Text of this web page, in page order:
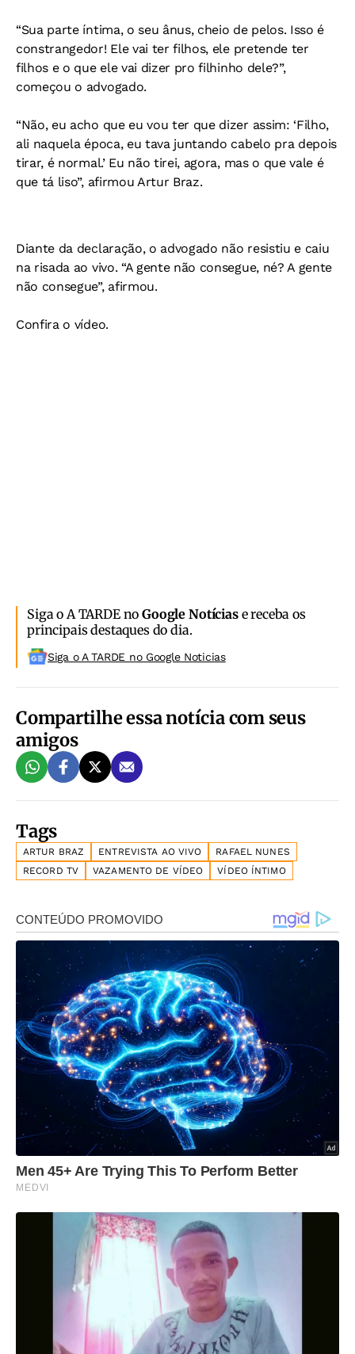
“Sua parte íntima, o seu ânus, cheio de pelos. Isso é
constrangedor! Ele vai ter filhos, ele pretende ter
filhos e o que ele vai dizer pro filhinho dele?”,
começou o advogado.
“Não, eu acho que eu vou ter que dizer assim: ‘Filho,
ali naquela época, eu tava juntando cabelo pra depois
tirar, é normal.’ Eu não tirei, agora, mas o que vale é
que tá liso”, afirmou Artur Braz.
Diante da declaração, o advogado não resistiu e caiu
na risada ao vivo. “A gente não consegue, né? A gente
não consegue”, afirmou.
Confira o vídeo.
Siga o A TARDE noGoogle Notíciase receba os
principais destaques do dia.
Siga o A TARDE no Google Noticias
Compartilhe essa notícia com seus
amigos
Tags
ARTUR BRAZ ENTREVISTA AO VIVO
RAFAEL NUNES
RECORD TV
VAZAMENTO DE VÍDEO VÍDEO ÍNTIMO